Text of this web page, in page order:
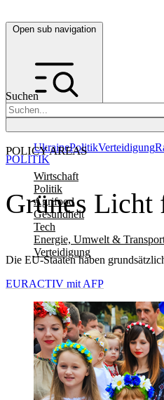
Open sub navigation
Suchen
POLICY AREAS
Wirtschaft
Politik
Agrifood
Gesundheit
Tech
Energie, Umwelt &
Verteidigung
UkrainePolitikVerteidigung
Grünes Licht
Die EU-Staaten haben
POLITIK
EURACTIV mit AFP